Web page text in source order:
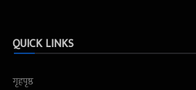
QUICK LINKS
गृहपृष्ठ